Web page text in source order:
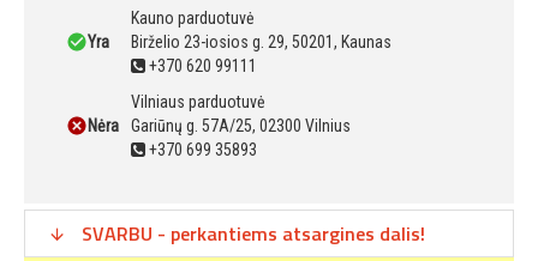
Yra
Kauno parduotuvė
Birželio 23-iosios g. 29, 50201, Kaunas
+370 620 99111
Nėra
Vilniaus parduotuvė
Gariūnų g. 57A/25, 02300 Vilnius
+370 699 35893
SVARBU - perkantiems atsargines dalis!